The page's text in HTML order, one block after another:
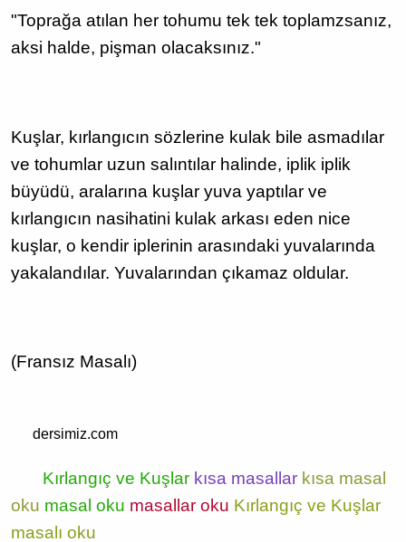
"Toprağa atılan her tohumu tek tek toplamzsanız,
aksi halde, pişman olacaksınız."
Kuşlar, kırlangıcın sözlerine kulak bile asmadılar
ve tohumlar uzun salıntılar halinde, iplik iplik
büyüdü, aralarına kuşlar yuva yaptılar ve
kırlangıcın nasihatini kulak arkası eden nice
kuşlar, o kendir iplerinin arasındaki yuvalarında
yakalandılar. Yuvalarından çıkamaz oldular.
(Fransız Masalı)
dersimiz.com
Kırlangıç ve Kuşlar kısa masallar kısa masal
oku masal oku masallar oku Kırlangıç ve Kuşlar
masalı oku